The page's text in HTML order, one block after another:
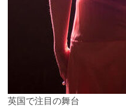
英国で注目の舞台